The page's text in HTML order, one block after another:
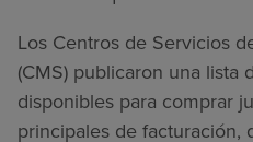
Los Centros de Servicios
(CMS) publicaron una lista
disponibles para comprar
principales de facturación,